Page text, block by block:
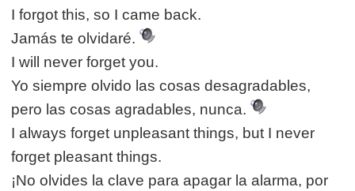
I forgot this, so I came back.
Jamás te olvidaré.
I will never forget you.
Yo siempre olvido las cosas desagradables,
pero las cosas agradables, nunca.
I always forget unpleasant things, but I never
forget pleasant things.
¡No olvides la clave para apagar la alarma, por